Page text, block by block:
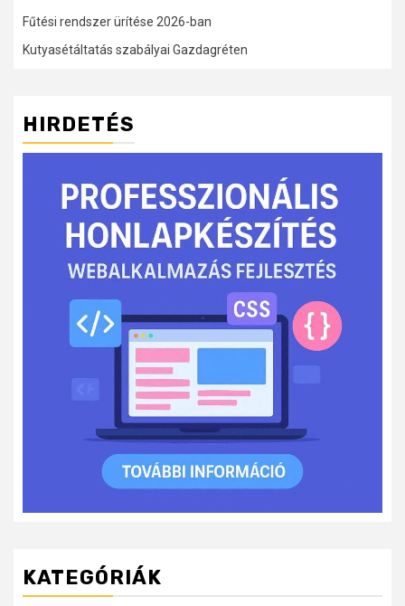
Fűtési rendszer ürítése 2026-ban
Kutyasétáltatás szabályai Gazdagréten
HIRDETÉS
KATEGÓRIÁK